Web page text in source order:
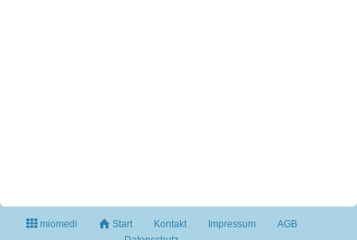
miomedi Start Kontakt Impressum
AGB